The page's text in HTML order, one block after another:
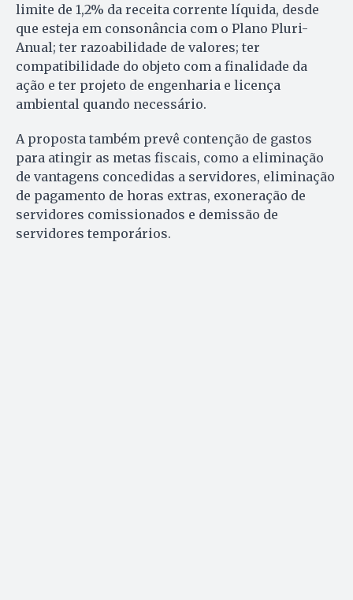
limite de 1,2% da receita corrente líquida, desde
que esteja em consonância com o Plano Pluri-
Anual; ter razoabilidade de valores; ter
compatibilidade do objeto com a finalidade da
ação e ter projeto de engenharia e licença
ambiental quando necessário.
A proposta também prevê contenção de gastos
para atingir as metas fiscais, como a eliminação
de vantagens concedidas a servidores, eliminação
de pagamento de horas extras, exoneração de
servidores comissionados e demissão de
servidores temporários.